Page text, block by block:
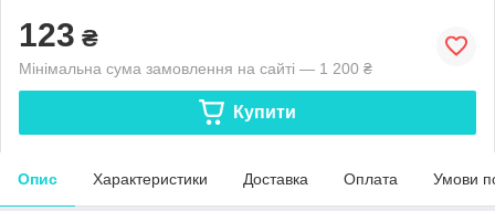
123 ₴
Мінімальна сума замовлення на сайті — 1 200 ₴
Купити
Опис Характеристики Доставка Оплата Умови